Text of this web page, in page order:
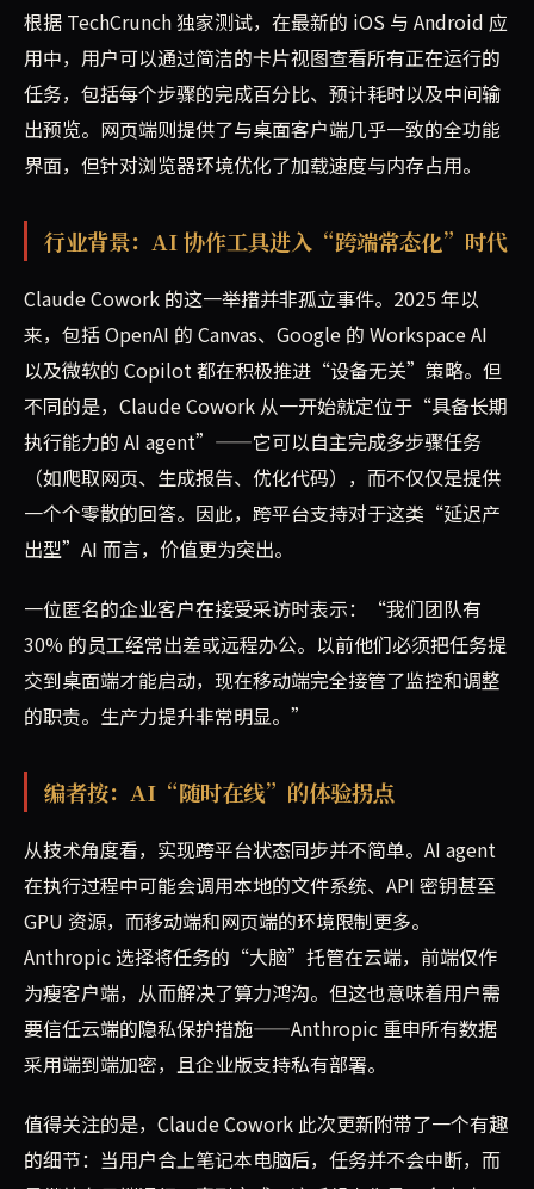
根据 TechCrunch 独家测试，在最新的 iOS 与 Android 应
用中，用户可以通过简洁的卡片视图查看所有正在运行的
任务，包括每个步骤的完成百分比、预计耗时以及中间输
出预览。网页端则提供了与桌面客户端几乎一致的全功能
界面，但针对浏览器环境优化了加载速度与内存占用。
行业背景：AI 协作工具进入“跨端常态化”时代
Claude Cowork 的这一举措并非孤立事件。2025 年以
来，包括 OpenAI 的 Canvas、Google 的 Workspace AI
以及微软的 Copilot 都在积极推进“设备无关”策略。但
不同的是，Claude Cowork 从一开始就定位于“具备长期
执行能力的 AI agent”——它可以自主完成多步骤任务
（如爬取网页、生成报告、优化代码），而不仅仅是提供
一个个零散的回答。因此，跨平台支持对于这类“延迟产
出型”AI 而言，价值更为突出。
一位匿名的企业客户在接受采访时表示：“我们团队有
30% 的员工经常出差或远程办公。以前他们必须把任务提
交到桌面端才能启动，现在移动端完全接管了监控和调整
的职责。生产力提升非常明显。”
编者按：AI“随时在线”的体验拐点
从技术角度看，实现跨平台状态同步并不简单。AI agent
在执行过程中可能会调用本地的文件系统、API 密钥甚至
GPU 资源，而移动端和网页端的环境限制更多。
Anthropic 选择将任务的“大脑”托管在云端，前端仅作
为瘦客户端，从而解决了算力鸿沟。但这也意味着用户需
要信任云端的隐私保护措施——Anthropic 重申所有数据
采用端到端加密，且企业版支持私有部署。
值得关注的是，Claude Cowork 此次更新附带了一个有趣
的细节：当用户合上笔记本电脑后，任务并不会中断，而